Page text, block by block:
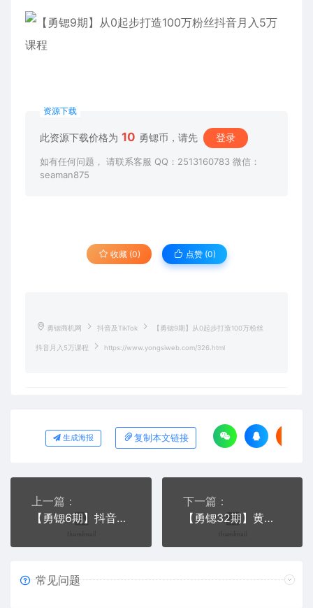
资源下载
此资源下载价格为 10 勇锶币，请先 登录
如有任何问题， 请联系客服 QQ：2513160783 微信：
seaman875
收藏 (0) 点赞 (0)
勇锶商机网 抖音及TikTok 【勇锶9期】从0起步打造100万粉丝
抖音月入5万课程 https://www.yongsiweb.com/326.html
生成海报 复制本文链接
上一篇：
【勇锶6期】抖音热门短视频教程 抖音拍摄技术 手指舞鬼步舞蹈朋友圈
下一篇：
【勇锶32期】黄岛主精英会课程：抖音女粉玩法减肥精准粉获取以及变现日赚300+（视频）
常见问题